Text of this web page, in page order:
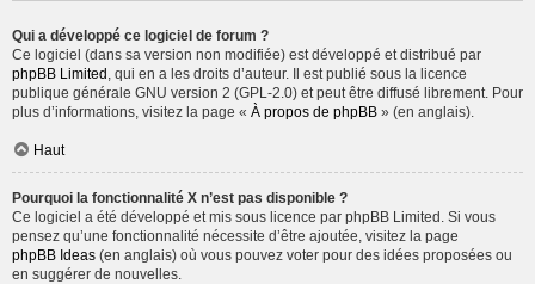
Qui a développé ce logiciel de forum ?
Ce logiciel (dans sa version non modifiée) est développé et distribué par
phpBB Limited , qui en a les droits d’auteur. Il est publié sous la licence
publique générale GNU version 2 (GPL-2.0) et peut être diffusé librement. Pour
plus d’informations, visitez la page « À propos de phpBB » (en anglais).
Haut
Pourquoi la fonctionnalité X n’est pas disponible ?
Ce logiciel a été développé et mis sous licence par phpBB Limited. Si vous
pensez qu’une fonctionnalité nécessite d’être ajoutée, visitez la page
phpBB Ideas (en anglais) où vous pouvez voter pour des idées proposées ou
en suggérer de nouvelles.